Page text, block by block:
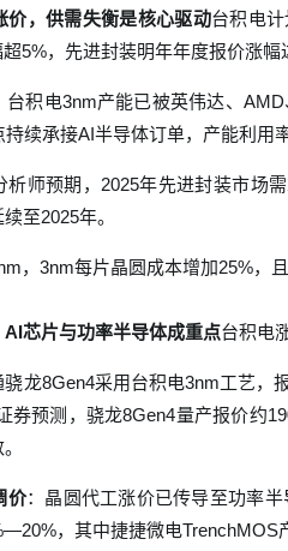
价，供需失衡是核心驱动台积电
5%，先进封装明年年度报价涨幅
台积电3nm产能已被英伟达、
续承接AI半导体订单，产能利用
析师预期，2025年先进封装市场
至2025年。
，3nm每片晶圆成本增加25%，
芯片与功率半导体成重点台积电
骁龙8Gen4采用台积电3nm工艺，
券预测，骁龙8Gen4量产报价约
价：晶圆代工涨价已传导至功率
，其中捷捷微电TrenchMOS